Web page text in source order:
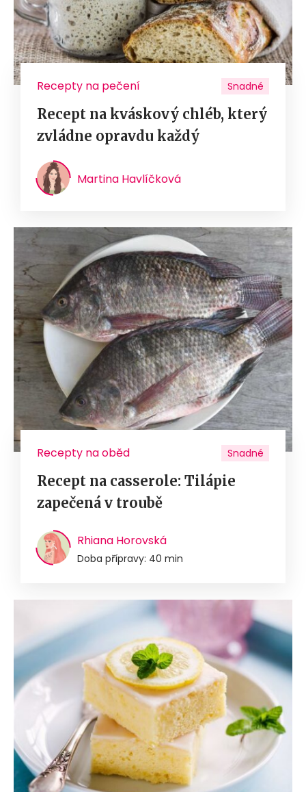
Recepty na pečení Snadné
Recept na kváskový chléb, který
zvládne opravdu každý
Martina Havlíčková
Recepty na oběd Snadné
Recept na casserole: Tilápie
zapečená v troubě
Rhiana Horovská
Doba přípravy: 40 min